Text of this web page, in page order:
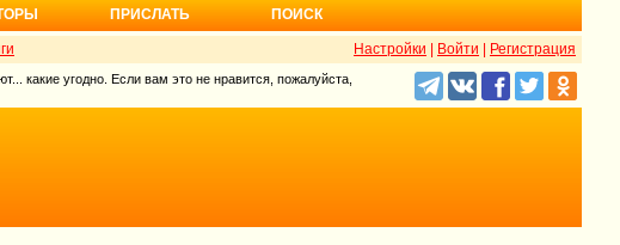
ПРИСЛАТЬ ПОИСК
Настройки Войти Регистрация
какие угодно. Если вам это не нравится, пожалуйста,